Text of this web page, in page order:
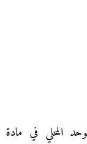
المحلي في مادة